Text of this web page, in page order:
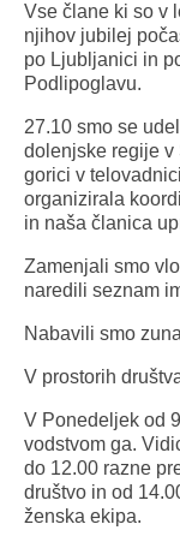
Vse člane ki so v
njihov jubilej
po Ljubljanici in
Podlipoglavu.
27.10 smo se
dolenjske regije v
gorici v
organizirala
in naša članica
Zamenjali smo
naredili seznam
Nabavili smo
V prostorih
V Ponedeljek od
vodstvom ga.
do 12.00 razne
društvo in od
ženska ekipa.